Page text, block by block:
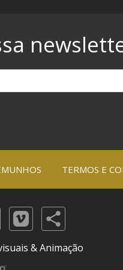
TERMOS E
& Animação